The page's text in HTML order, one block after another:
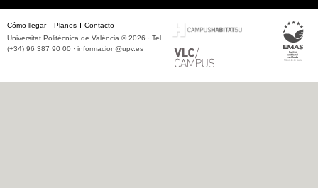
Cómo llegar Planos
Contacto
Universitat Politècnica de València © 2026 · Tel.
(+34) 96 387 90 00 · informacion@upv.es